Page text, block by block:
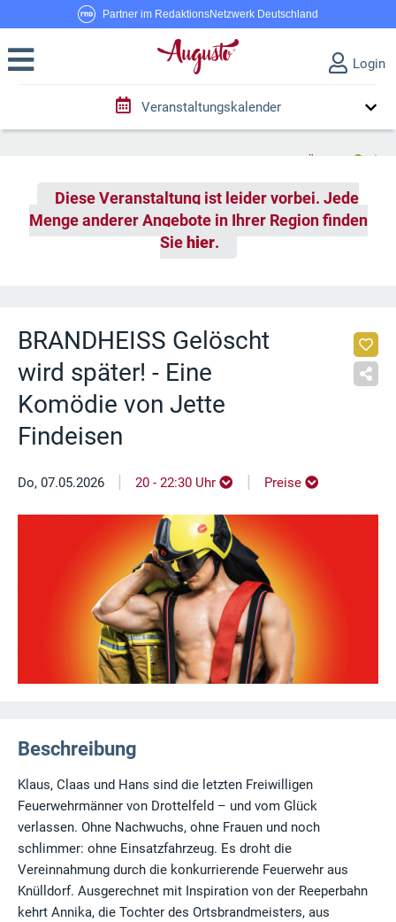
Partner im RedaktionsNetzwerk Deutschland
Login
Veranstaltungskalender
Diese Veranstaltung ist leider vorbei. Jede
Menge anderer Angebote in Ihrer Region finden
Sie hier.
BRANDHEISS Gelöscht
wird später! - Eine
Komödie von Jette
Findeisen
Do, 07.05.2026 | 20 - 22:30 Uhr | Preise
Beschreibung
Klaus, Claas und Hans sind die letzten Freiwilligen
Feuerwehrmänner von Drottelfeld – und vom Glück
verlassen. Ohne Nachwuchs, ohne Frauen und noch
schlimmer: ohne Einsatzfahrzeug. Es droht die
Vereinnahmung durch die konkurrierende Feuerwehr aus
Knülldorf. Ausgerechnet mit Inspiration von der Reeperbahn
kehrt Annika, die Tochter des Ortsbrandmeisters, aus